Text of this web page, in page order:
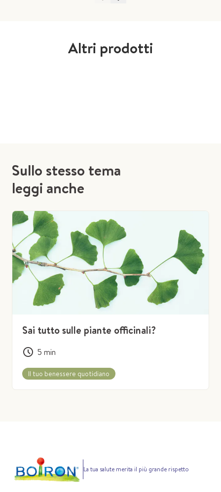
Altri prodotti
Sullo stesso tema
leggi anche
Sai tutto sulle piante officinali?
5 min
Il tuo benessere quotidiano
La tua salute merita il più grande rispetto